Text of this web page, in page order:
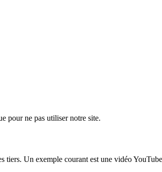
pour ne pas utiliser notre site.
Un exemple courant est une vidéo